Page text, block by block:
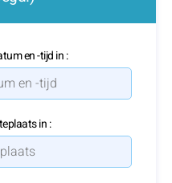
en -tijd in :
in :